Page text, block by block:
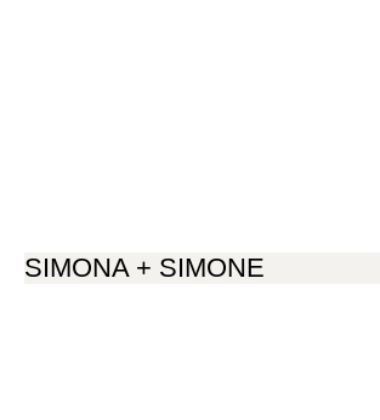
SIMONA + SIMONE